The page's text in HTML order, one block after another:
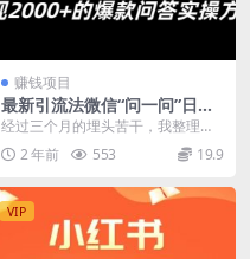
赚钱项目
最新引流法微信“问一问”日引
精准粉100+ 通过“问一问”变现
2000+的爆款问答实操方法
经过三个月的埋头苦干，我整理出
了这份超实用的“问一问”精准引流秘
籍，满满的都是干...
2 年前 553 19.9
VIP